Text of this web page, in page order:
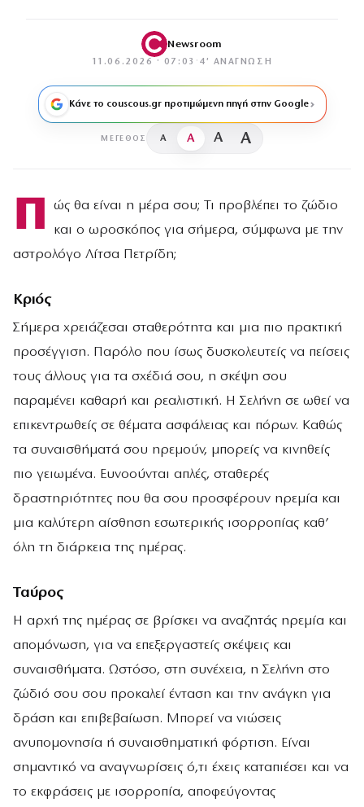
Newsroom
11.06.2026 · 07:03 · 4′ ΑΝΆΓΝΩΣΗ
Κάνε το couscous.gr προτιμώμενη πηγή στην Google
ΜΈΓΕΘΟΣ A A A A
Π
ώς θα είναι η μέρα σου; Τι προβλέπει το ζώδιο
και ο ωροσκόπος για σήμερα, σύμφωνα με την
αστρολόγο Λίτσα Πετρίδη;
Κριός
Σήμερα χρειάζεσαι σταθερότητα και μια πιο πρακτική
προσέγγιση. Παρόλο που ίσως δυσκολευτείς να πείσεις
τους άλλους για τα σχέδιά σου, η σκέψη σου
παραμένει καθαρή και ρεαλιστική. Η Σελήνη σε ωθεί να
επικεντρωθείς σε θέματα ασφάλειας και πόρων. Καθώς
τα συναισθήματά σου ηρεμούν, μπορείς να κινηθείς
πιο γειωμένα. Ευνοούνται απλές, σταθερές
δραστηριότητες που θα σου προσφέρουν ηρεμία και
μια καλύτερη αίσθηση εσωτερικής ισορροπίας καθ’
όλη τη διάρκεια της ημέρας.
Ταύρος
Η αρχή της ημέρας σε βρίσκει να αναζητάς ηρεμία και
απομόνωση, για να επεξεργαστείς σκέψεις και
συναισθήματα. Ωστόσο, στη συνέχεια, η Σελήνη στο
ζώδιό σου σου προκαλεί ένταση και την ανάγκη για
δράση και επιβεβαίωση. Μπορεί να νιώσεις
ανυπομονησία ή συναισθηματική φόρτιση. Είναι
σημαντικό να αναγνωρίσεις ό,τι έχεις καταπιέσει και να
το εκφράσεις με ισορροπία, αποφεύγοντας